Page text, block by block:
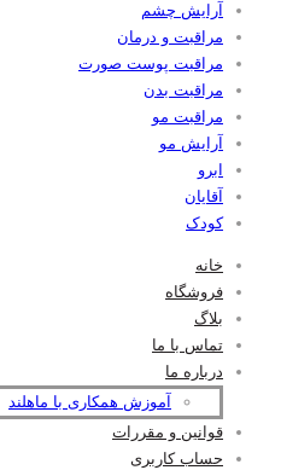
آرایش چشم
مراقبت و درمان
مراقبت پوست صورت
مراقبت بدن
مراقبت مو
آرایش مو
ابرو
آقایان
کودک
خانه
فروشگاه
بلاگ
تماس با ما
درباره ما
آموزش همکاری با ماهلند
قوانین و مقررات
حساب کاربری